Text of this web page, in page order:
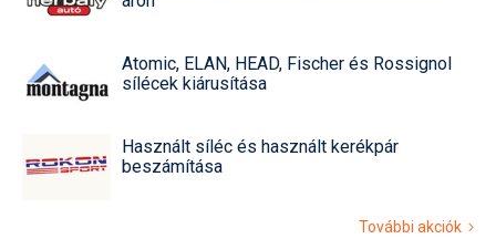
Atomic, ELAN, HEAD, Fischer és Rossignol
sílécek kiárusítása
Használt síléc és használt kerékpár
beszámítása
További akciók